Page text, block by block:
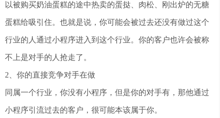
以被购买奶油蛋糕的途中热卖的蛋挞、肉松、刚出炉的无糖
蛋糕给吸引住。也就是说，你可能会被过去还没有做过这个
行业的人通过小程序进入到这个行业。你的客户也许会被称
不上是对手的人抢走了。
2、你的直接竞争对手在做
同属一个行业，你没有小程序，但是你的对手有，那他通过
小程序引流过去的客户，很可能本该属于你。